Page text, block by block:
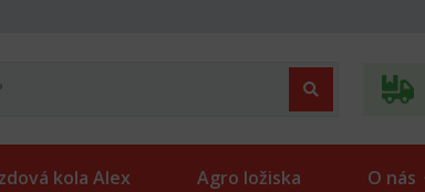
kola Alex Agro ložiska O nás